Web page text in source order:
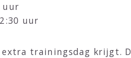
uur
uur
trainingsdag krijgt.